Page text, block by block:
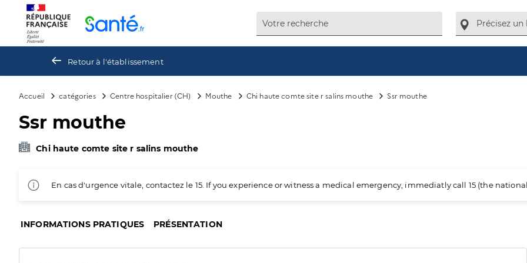
Retour à l'établissement
Accueil catégories Centre hospitalier (CH) Mouthe Chi haute comte site r salins mouthe Ssr mouthe
Ssr mouthe
Chi haute comte site r salins mouthe
En cas d'urgence vitale, contactez le 15. If you experience or witness a medical emergency, immediatly call 15 (the
INFORMATIONS PRATIQUES PRÉSENTATION
Panneau de gestion des cookies